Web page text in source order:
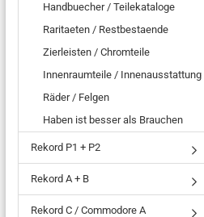
Handbuecher / Teilekataloge
Raritaeten / Restbestaende
Zierleisten / Chromteile
Innenraumteile / Innenausstattung
Räder / Felgen
Haben ist besser als Brauchen
Rekord P1 + P2
Rekord A + B
Rekord C / Commodore A